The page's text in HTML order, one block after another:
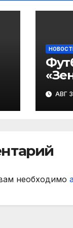
«Не
— в
АВГ
необходимо